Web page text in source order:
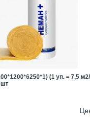
(1 уп. = 7,5
шт